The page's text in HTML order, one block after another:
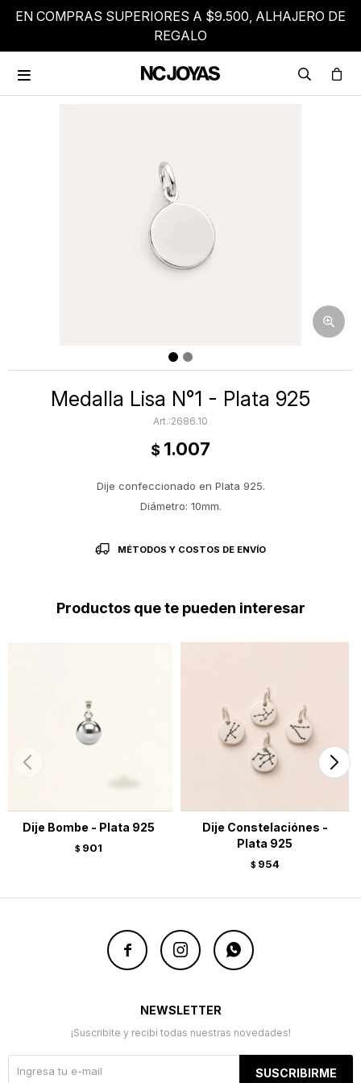
EN COMPRAS SUPERIORES A $9.500, ALHAJERO DE
REGALO

Medalla Lisa N°1 - Plata 925
2686.10
$ 1.007
Dije confeccionado en Plata 925.
Diámetro: 10mm.
MÉTODOS Y COSTOS DE ENVÍO
Productos que te pueden interesar
Dije Bombe - Plata 925
$ 901
Dije Constelaciónes -
Plata 925
$ 954
  
NEWSLETTER
¡Suscribite y recibí todas nuestras novedades!
SUSCRIBIRME